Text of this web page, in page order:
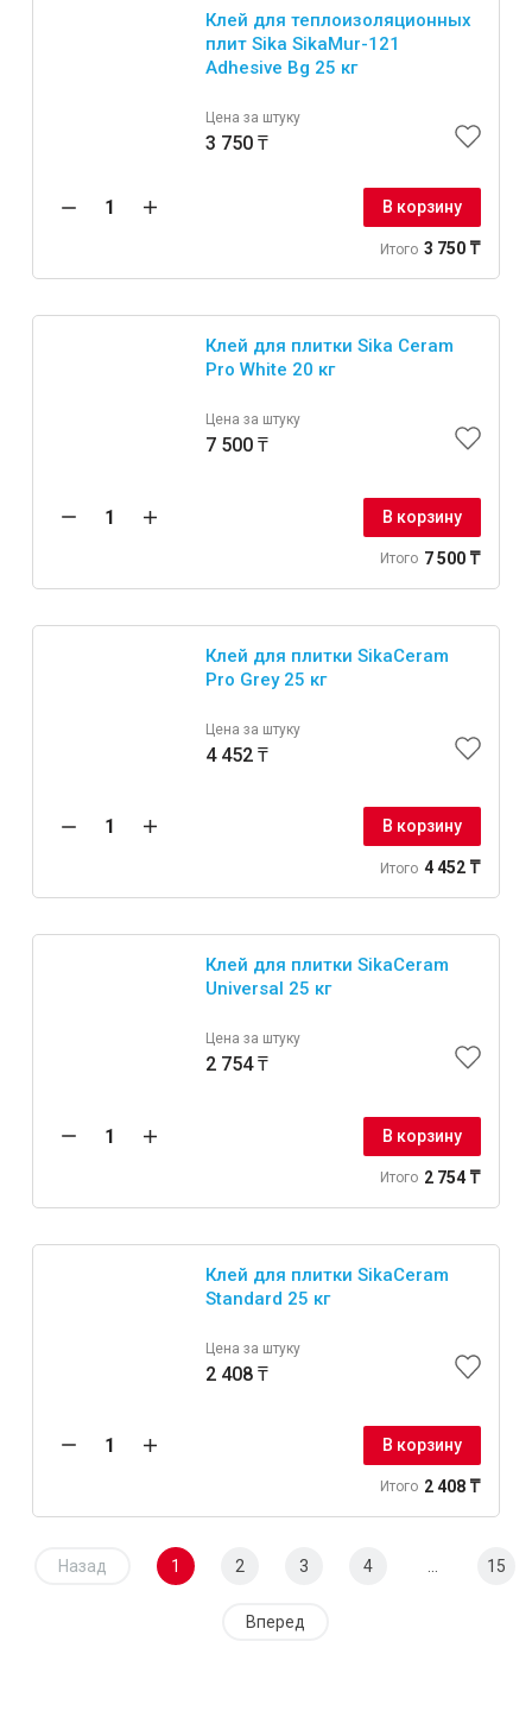
Клей для теплоизоляционных
плит Sika SikaMur-121
Adhesive Bg 25 кг
Цена за штуку
3 750 ₸
В корзину
Итого 3 750 ₸
Клей для плитки Sika Ceram
Pro White 20 кг
Цена за штуку
7 500 ₸
В корзину
Итого 7 500 ₸
Клей для плитки SikaCeram
Pro Grey 25 кг
Цена за штуку
4 452 ₸
В корзину
Итого 4 452 ₸
Клей для плитки SikaCeram
Universal 25 кг
Цена за штуку
2 754 ₸
В корзину
Итого 2 754 ₸
Клей для плитки SikaCeram
Standard 25 кг
Цена за штуку
2 408 ₸
В корзину
Итого 2 408 ₸
Назад 1 2 3 4 15
Вперед